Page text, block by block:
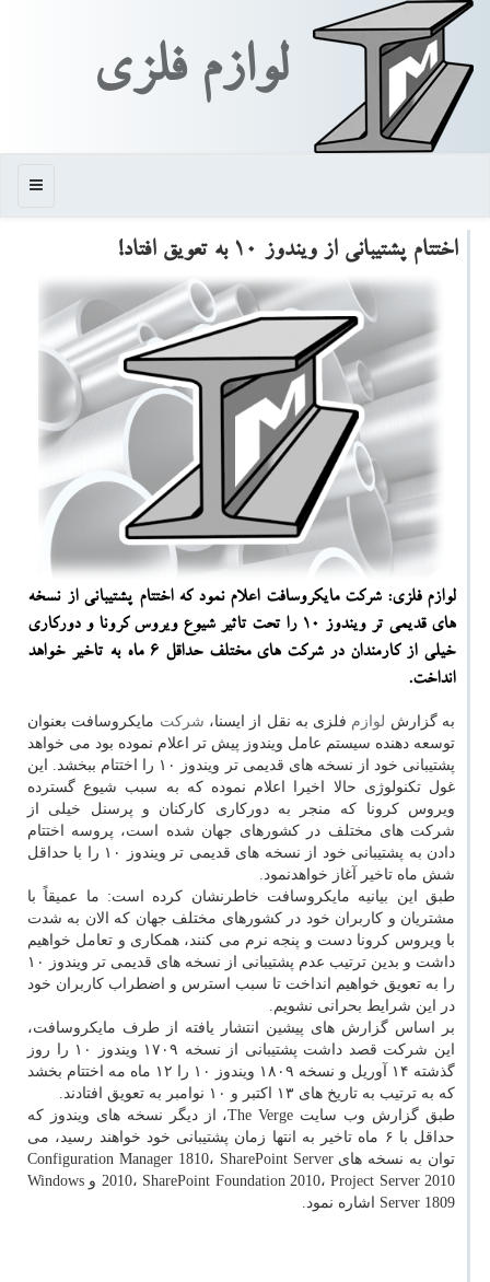
لوازم فلزی
منو
اختتام پشتیبانی از ویندوز ۱۰ به تعویق افتاد!
لوازم فلزی: شركت مایكروسافت اعلام نمود كه اختتام پشتیبانی از نسخه
های قدیمی تر ویندوز 10 را تحت تاثیر شیوع ویروس كرونا و دوركاری
خیلی از كارمندان در شركت های مختلف حداقل 6 ماه به تاخیر خواهد
انداخت.
به گزارش لوازم فلزی به نقل از ایسنا، شركت مایكروسافت بعنوان
توسعه دهنده سیستم عامل ویندوز پیش تر اعلام نموده بود می خواهد
پشتیبانی خود از نسخه های قدیمی تر ویندوز ۱۰ را اختتام ببخشد. این
غول تكنولوژی حالا اخیرا اعلام نموده كه به سبب شیوع گسترده
ویروس كرونا كه منجر به دوركاری كاركنان و پرسنل خیلی از
شركت های مختلف در كشورهای جهان شده است، پروسه اختتام
دادن به پشتیبانی خود از نسخه های قدیمی تر ویندوز ۱۰ را با حداقل
شش ماه تاخیر آغاز خواهدنمود.
طبق این بیانیه مایكروسافت خاطرنشان كرده است: ما عمیقاً با
مشتریان و كاربران خود در كشورهای مختلف جهان كه الان به شدت
با ویروس كرونا دست و پنجه نرم می كنند، همكاری و تعامل خواهیم
داشت و بدین ترتیب عدم پشتیبانی از نسخه های قدیمی تر ویندوز ۱۰
را به تعویق خواهیم انداخت تا سبب استرس و اضطراب كاربران خود
در این شرایط بحرانی نشویم.
بر اساس گزارش های پیشین انتشار یافته از طرف مایكروسافت،
این شركت قصد داشت پشتیبانی از نسخه ۱۷۰۹ ویندوز ۱۰ را روز
گذشته ۱۴ آوریل و نسخه ۱۸۰۹ ویندوز ۱۰ را ۱۲ ماه مه اختتام بخشد
كه به ترتیب به تاریخ های ۱۳ اكتبر و ۱۰ نوامبر به تعویق افتادند.
طبق گزارش وب سایت The Verge، از دیگر نسخه های ویندوز كه
حداقل با ۶ ماه تاخیر به انتها زمان پشتیبانی خود خواهند رسید، می
توان به نسخه های Configuration Manager 1810، SharePoint Server
2010، SharePoint Foundation 2010، Project Server 2010 و Windows
Server 1809 اشاره نمود.